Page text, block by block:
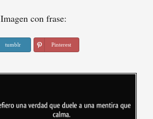
Imagen con frase:
tumblr Pinterest